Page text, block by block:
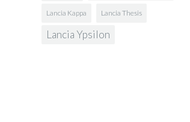
Lancia Kappa Lancia Thesis
Lancia Ypsilon